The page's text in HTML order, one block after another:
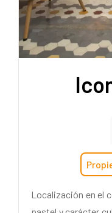
Localización en el